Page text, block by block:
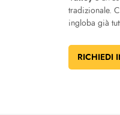
tradizionale.
ingloba già
RICHIEDI